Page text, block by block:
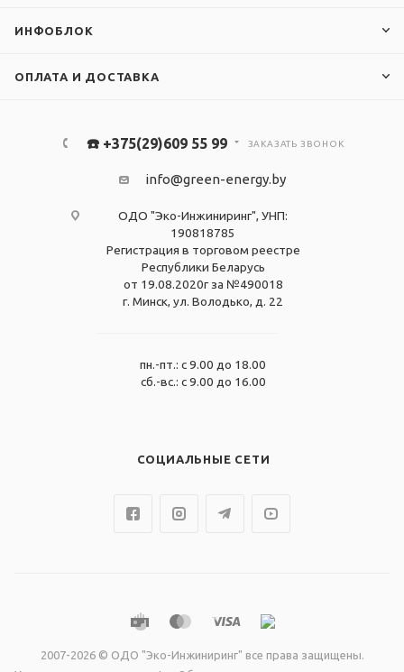
ИНФОБЛОК
ОПЛАТА И ДОСТАВКА
☎️ +375(29)609 55 99 ЗАКАЗАТЬ ЗВОНОК
info@green-energy.by
ОДО "Эко-Инжиниринг", УНП:
190818785
Регистрация в торговом реестре
Республики Беларусь
от 19.08.2020г за №490018
г. Минск, ул. Володько, д. 22
пн.-пт.: с 9.00 до 18.00
сб.-вс.: с 9.00 до 16.00
СОЦИАЛЬНЫЕ СЕТИ
2007-2026 © ОДО "Эко-Инжиниринг" все права защищены.